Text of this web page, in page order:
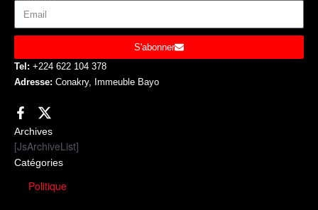
Catégories
Politique
Archives
[JsArchiveList]
S'abonner
Tel: +224 622 104 378
Adresse: Conakry, Immeuble Bayo